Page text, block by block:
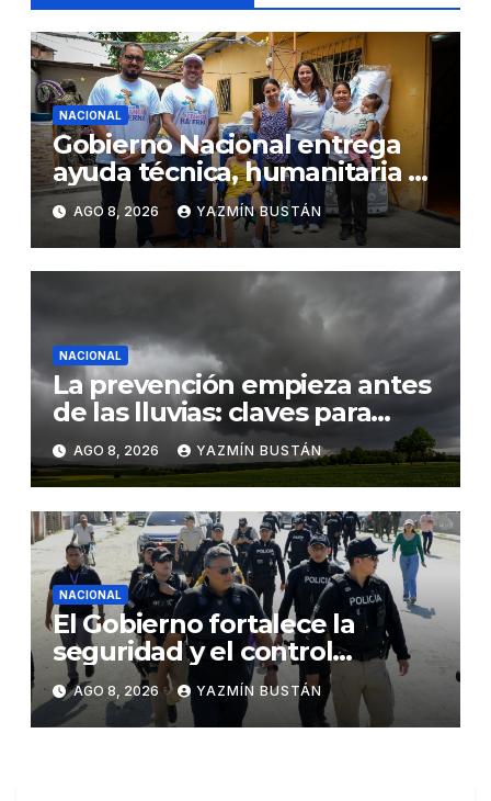
NACIONAL
Gobierno Nacional entrega
ayuda técnica, humanitaria y
Bono Joaquín Gallegos Lara a
familia en situación de
vulnerabilidad
AGO 8, 2026 YAZMÍN BUSTÁN
NACIONAL
La prevención empieza antes
de las lluvias: claves para
proteger los cultivos frente a
El Niño
AGO 8, 2026 YAZMÍN BUSTÁN
NACIONAL
El Gobierno fortalece la
seguridad y el control
territorial en General Villamil
Playas
AGO 8, 2026 YAZMÍN BUSTÁN